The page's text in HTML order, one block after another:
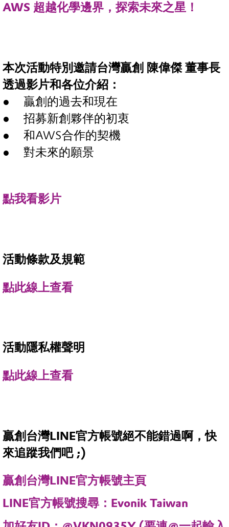
AWS 超越化學邊界，探索未來之星！
本次活動特別邀請台灣贏創 陳偉傑 董事長
透過影片和各位介紹：
贏創的過去和現在
招募新創夥伴的初衷
和AWS合作的契機
對未來的願景
點我看影片
活動條款及規範
點此線上查看
活動隱私權聲明
點此線上查看
贏創台灣LINE官方帳號絕不能錯過啊，快
來追蹤我們吧 ;)
贏創台灣LINE官方帳號主頁
LINE官方帳號搜尋：Evonik Taiwan